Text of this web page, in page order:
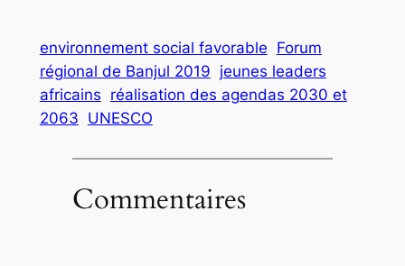
environnement social favorable Forum
régional de Banjul 2019 jeunes leaders
africains réalisation des agendas 2030 et
2063 UNESCO
Commentaires